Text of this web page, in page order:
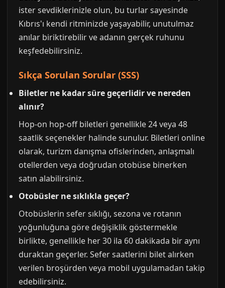
ister sevdiklerinizle olun, bu turlar sayesinde
Kıbrıs'ı kendi ritminizde yaşayabilir, unutulmaz
anılar biriktirebilir ve adanın gerçek ruhunu
keşfedebilirsiniz.
Sıkça Sorulan Sorular (SSS)
Biletler ne kadar süre geçerlidir ve nereden
alınır?
Hop-on hop-off biletleri genellikle 24 veya 48
saatlik seçenekler halinde sunulur. Biletleri online
olarak, turizm danışma ofislerinden, anlaşmalı
otellerden veya doğrudan otobüse binerken
satın alabilirsiniz.
Otobüsler ne sıklıkla geçer?
Otobüslerin sefer sıklığı, sezona ve rotanın
yoğunluğuna göre değişiklik göstermekle
birlikte, genellikle her 30 ila 60 dakikada bir aynı
duraktan geçerler. Sefer saatlerini bilet alırken
verilen broşürden veya mobil uygulamadan takip
edebilirsiniz.